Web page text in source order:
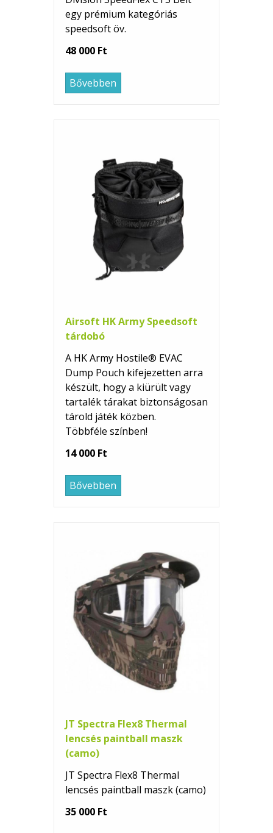
egy prémium kategóriás
speedsoft öv.
48 000 Ft
Bővebben
Airsoft HK Army Speedsoft
tárdobó
A HK Army Hostile® EVAC
Dump Pouch kifejezetten arra
készült, hogy a kiürült vagy
tartalék tárakat biztonságosan
tárold játék közben.
Többféle színben!
14 000 Ft
Bővebben
JT Spectra Flex8 Thermal
lencsés paintball maszk
(camo)
JT Spectra Flex8 Thermal
lencsés paintball maszk (camo)
35 000 Ft